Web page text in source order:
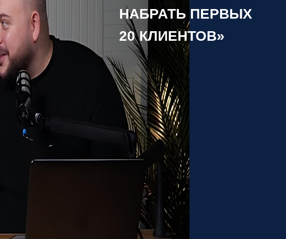
НАБРАТЬ ПЕРВЫХ
20 КЛИЕНТОВ»